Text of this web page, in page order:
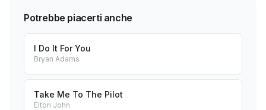
Potrebbe piacerti anche
I Do It For You
Bryan Adams
Take Me To The Pilot
Elton John